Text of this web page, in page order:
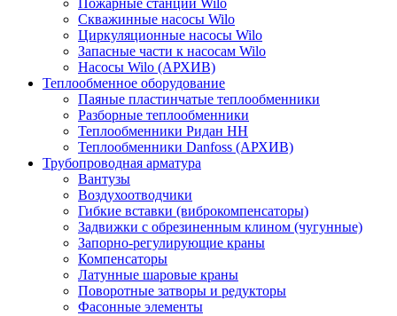
Пожарные станции Wilo
Скважинные насосы Wilo
Циркуляционные насосы Wilo
Запасные части к насосам Wilo
Насосы Wilo (АРХИВ)
Теплообменное оборудование
Паяные пластинчатые теплообменники
Разборные теплообменники
Теплообменники Ридан НН
Теплообменники Danfoss (АРХИВ)
Трубопроводная арматура
Вантузы
Воздухоотводчики
Гибкие вставки (виброкомпенсаторы)
Задвижки с обрезиненным клином (чугунные)
Запорно-регулирующие краны
Компенсаторы
Латунные шаровые краны
Поворотные затворы и редукторы
Фасонные элементы